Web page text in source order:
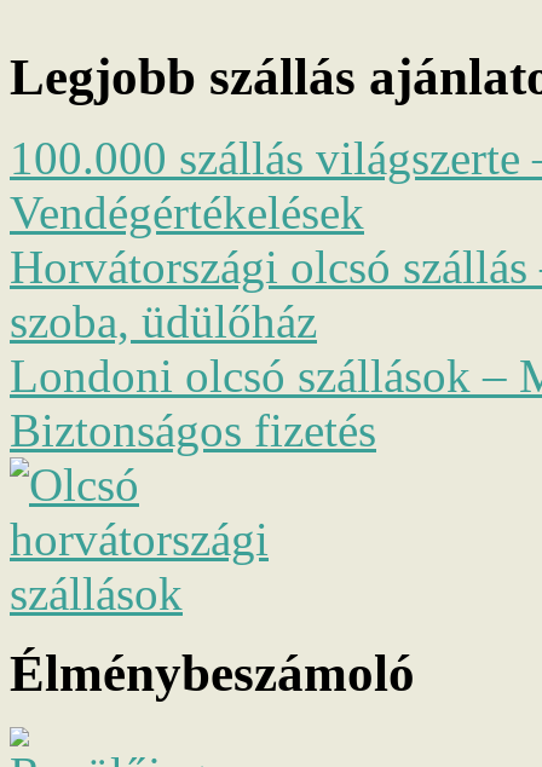
Legjobb szállás
100.000 szállás
Vendégértékelések
Horvátországi olcsó
szoba, üdülőház
Londoni olcsó szállások –
Biztonságos fizetés
Élménybeszámoló